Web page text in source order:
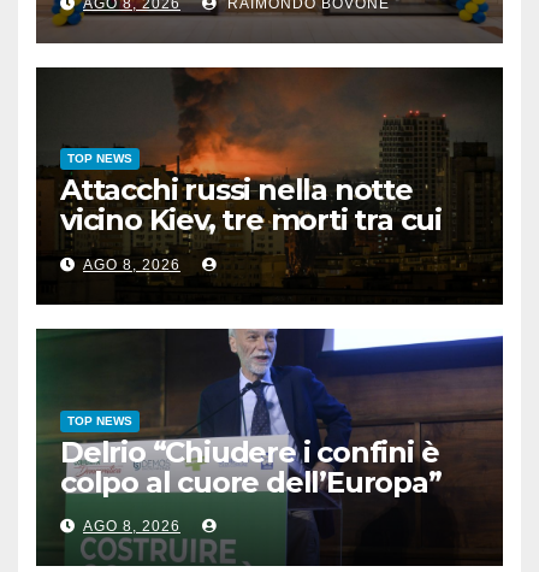
TOP NEWS
Attacchi russi nella notte
vicino Kiev, tre morti tra cui
un bambino
AGO 8, 2026
TOP NEWS
Delrio “Chiudere i confini è
colpo al cuore dell’Europa”
AGO 8, 2026